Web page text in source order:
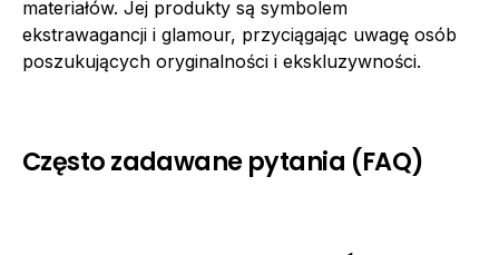
materiałów. Jej produkty są symbolem
ekstrawagancji i glamour, przyciągając uwagę osób
poszukujących oryginalności i ekskluzywności.
Często zadawane pytania (FAQ)